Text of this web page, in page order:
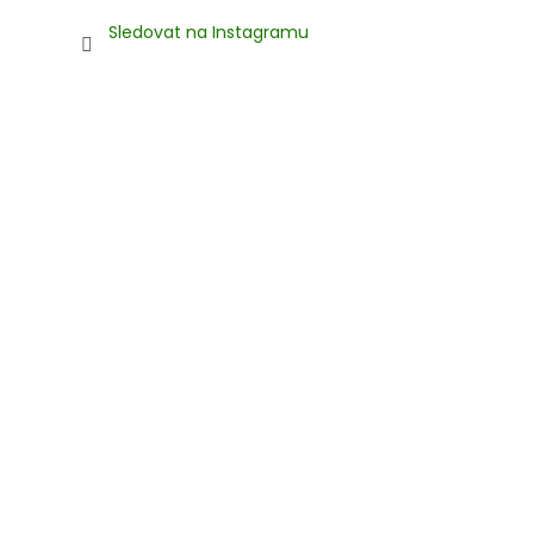
Sledovat na Instagramu